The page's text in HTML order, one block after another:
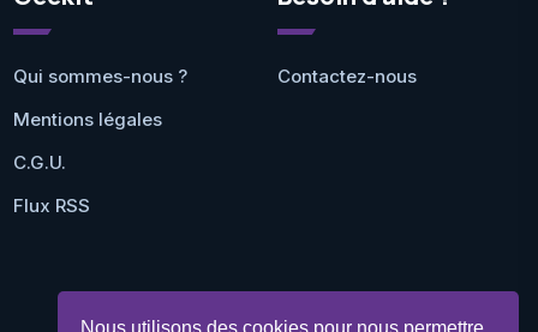
Nous utilisons des cookies pour nous permettre
Qui sommes-nous ?
Mentions légales
C.G.U.
Flux RSS
Contactez-nous